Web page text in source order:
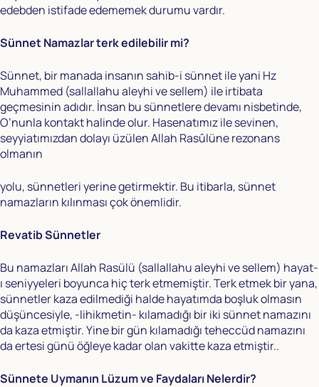
edebden istifade edememek durumu vardır.
Sünnet Namazlar terk edilebilir mi?
Sünnet, bir manada insanın sahib-i sünnet ile yani Hz
Muhammed (sallallahu aleyhi ve sellem) ile irtibata
geçmesinin adıdır. İnsan bu sünnetlere devamı nisbetinde,
O’nunla kontakt halinde olur. Hasenatımız ile sevinen,
seyyiatımızdan dolayı üzülen Allah Rasûlüne rezonans
olmanın
yolu, sünnetleri yerine getirmektir. Bu itibarla, sünnet
namazların kılınması çok önemlidir.
Revatib Sünnetler
Bu namazları Allah Rasülü (sallallahu aleyhi ve sellem) hayat-
ı seniyyeleri boyunca hiç terk etmemiştir. Terk etmek bir yana,
sünnetler kaza edilmediği halde hayatımda boşluk olmasın
düşüncesiyle, -lihikmetin- kılamadığı bir iki sünnet namazını
da kaza etmiştir. Yine bir gün kılamadığı teheccüd namazını
da ertesi günü öğleye kadar olan vakitte kaza etmiştir..
Sünnete Uymanın Lüzum ve Faydaları Nelerdir?